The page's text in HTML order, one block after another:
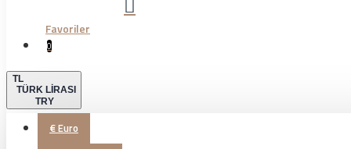
Favoriler
0
TL
TÜRK LIRASI
TRY
€Euro